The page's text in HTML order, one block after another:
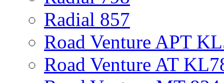
Radial 857
Road Venture APT
Road Venture AT